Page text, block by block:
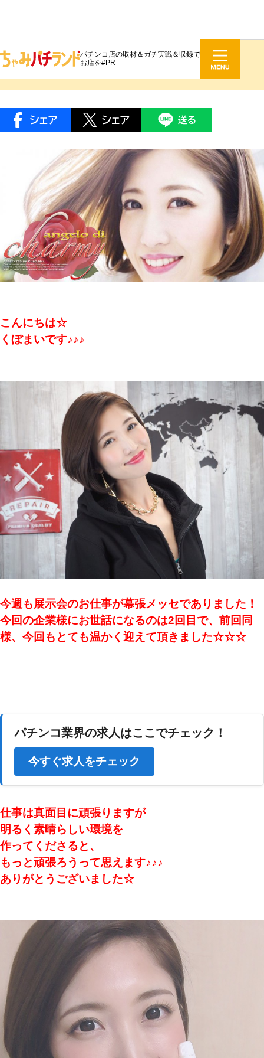
パチンコ店の取材＆ガチ実戦＆収録で
お店を#PR
久保まい『angelo di charmy』 #037
こんにちは☆
くぼまいです♪♪♪
今週も展示会のお仕事が幕張メッセでありました！
今回の企業様にお世話になるのは2回目で、前回同
様、今回もとても温かく迎えて頂きました☆☆☆
パチンコ業界の求人はここでチェック！
今すぐ求人をチェック
仕事は真面目に頑張りますが
明るく素晴らしい環境を
作ってくださると、
もっと頑張ろうって思えます♪♪♪
ありがとうございました☆